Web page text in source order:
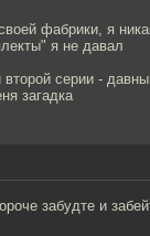
фабрики, я
я не давал
второй серии -
загадка
забудте и